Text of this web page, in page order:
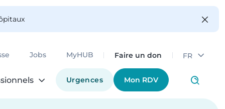
Jobs MyHUB Faire un don FR
Urgences Mon RDV